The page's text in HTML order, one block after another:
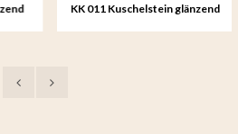
KK 011 Kuschelstein glänzend